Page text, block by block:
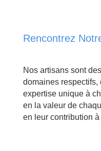
Rencontrez
Nos artisans sont
domaines respectifs,
expertise unique à
en la valeur de
en leur contribution